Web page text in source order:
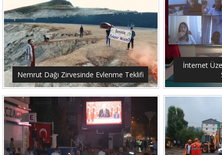
Nemrut Dağı Zirvesinde Evlenme Teklifi
İnternet